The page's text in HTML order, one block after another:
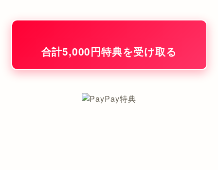
合計5,000円特典を受け取る